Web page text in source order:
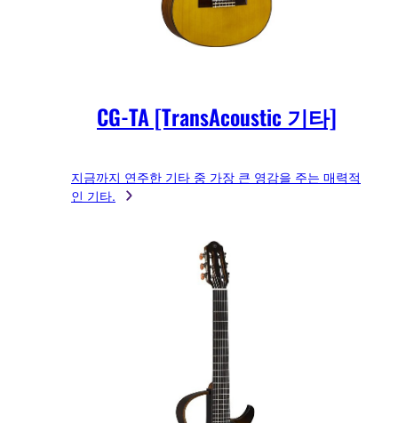
CG-TA [TransAcoustic 기타]
지금까지 연주한 기타 중 가장 큰 영감을 주는 매력적
인 기타.